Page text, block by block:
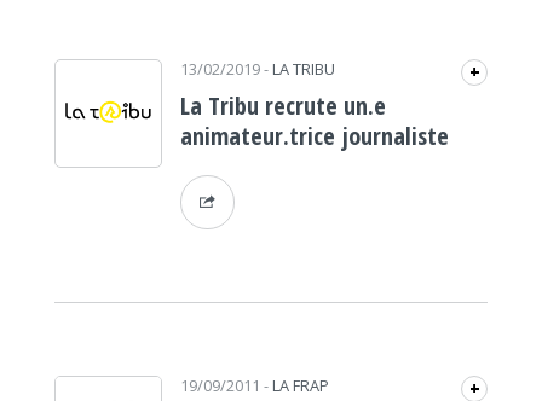
13/02/2019- LA TRIBU +
La Tribu recrute un.e
animateur.trice journaliste
19/09/2011- LA FRAP +